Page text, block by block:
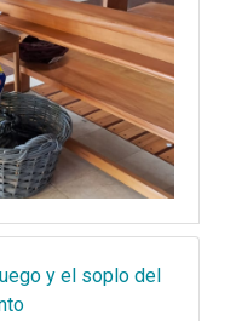
y el soplo del